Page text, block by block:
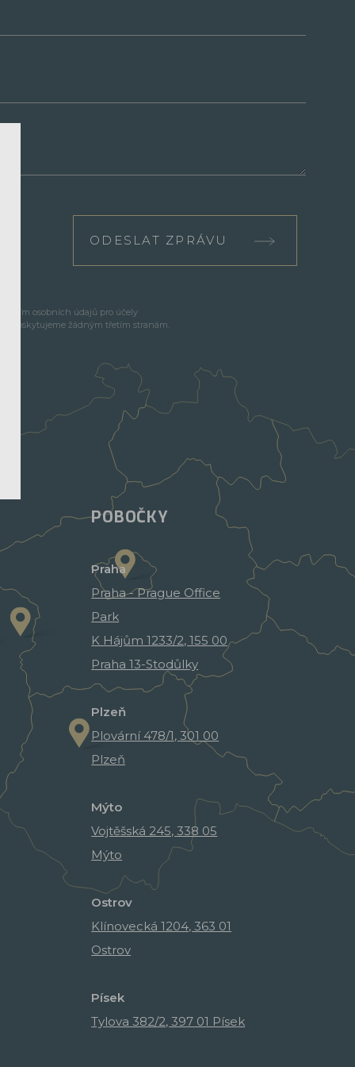
ODESLAT ZPRÁVU
osobních údajů pro účely
žádným třetím stranám.
POBOČKY
Praha
Praha - Prague Office
Park
K Hájům 1233/2, 155 00
Praha 13-Stodůlky
Plzeň
Plovární 478/1, 301 00
Plzeň
Mýto
Vojtěšská 245, 338 05
Mýto
Ostrov
Klínovecká 1204, 363 01
Ostrov
Písek
Tylova 382/2, 397 01 Písek